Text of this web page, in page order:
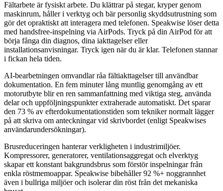
Fältarbete är fysiskt arbete. Du klättrar på stegar, kryper genom
maskinrum, håller i verktyg och bär personlig skyddsutrustning som
gör det opraktiskt att interagera med telefonen. Speakwise löser detta
med handsfree-inspelning via AirPods. Tryck på din AirPod för att
börja fånga din diagnos, dina iakttagelser eller
installationsanvisningar. Tryck igen när du är klar. Telefonen stannar
i fickan hela tiden.
AI-bearbetningen omvandlar råa fältiakttagelser till användbar
dokumentation. En fem minuter lång muntlig genomgång av ett
motorutbyte blir en ren sammanfattning med viktiga steg, använda
delar och uppföljningspunkter extraherade automatiskt. Det sparar
den 73 % av efterdokumentationstiden som tekniker normalt lägger
på att skriva om anteckningar vid skrivbordet (enligt Speakwises
användarundersökningar).
Brusreduceringen hanterar verkligheten i industrimiljöer.
Kompressorer, generatorer, ventilationsaggregat och elverktyg
skapar ett konstant bakgrundsbrus som förstör inspelningar från
enkla röstmemoappar. Speakwise bibehåller 92 %+ noggrannhet
även i bullriga miljöer och isolerar din röst från det mekaniska